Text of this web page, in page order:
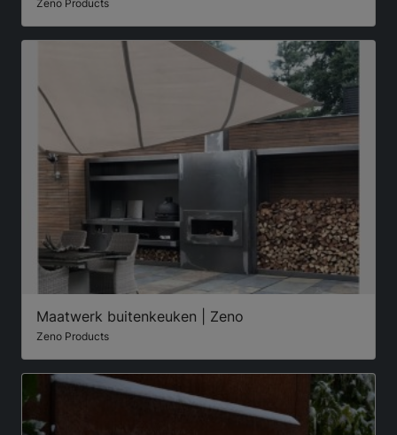
Zeno Products
Maatwerk buitenkeuken | Zeno
Zeno Products